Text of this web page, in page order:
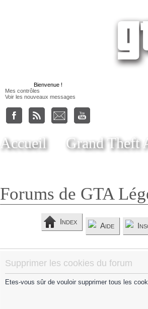
Bienvenue !
Mes contrôles
Voir les nouveaux messages
Accueil Grand Theft
Forums de GTA
Index Aide
Supprimer les cookies du forum
Etes-vous sûr de vouloir supprimer tous les